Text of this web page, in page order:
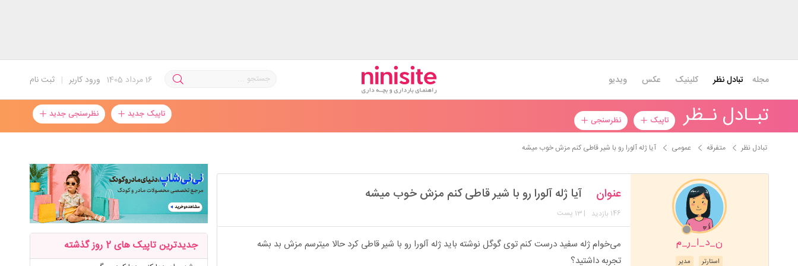
ثبت نام | ورود کاربر 16مرداد 1405 مجله تبادل نظر کلینیک عکس ویدیو
تبـادل نـظر تاپیک نظرسنجی تاپیک جدید نظرسنجی جدید
تبادل نظر متفرقه عمومی آیا ژله آلورا رو با شیر قاطی کنم مزش خوب میشه
ن_د_ا_ر_م
مدیر استارتر
عنوان آیا ژله آلورا رو با شیر قاطی کنم مزش خوب میشه
146 بازدید | 13 پست
می‌خوام ژله سفید درست کنم توی گوگل نوشته باید ژله آلورا رو با شیر قاطی کرد حالا میترسم مزش بد بشه
تجربه داشتید؟
جدیدترین تاپیک های 2 روز گذشته